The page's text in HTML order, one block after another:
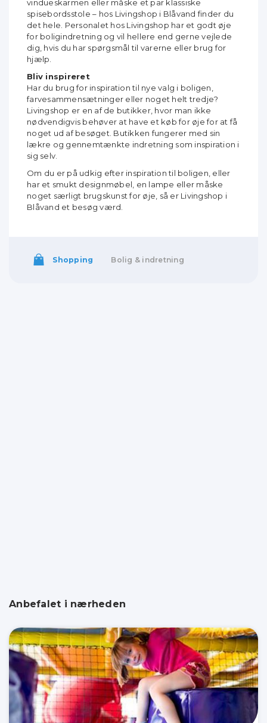
vindueskarmen eller måske et par klassiske
spisebordsstole – hos Livingshop i Blåvand finder du
det hele. Personalet hos Livingshop har et godt øje
for boligindretning og vil hellere end gerne vejlede
dig, hvis du har spørgsmål til varerne eller brug for
hjælp.
Bliv inspireret
Har du brug for inspiration til nye valg i boligen,
farvesammensætninger eller noget helt tredje?
Livingshop er en af de butikker, hvor man ikke
nødvendigvis behøver at have et køb for øje for at få
noget ud af besøget. Butikken fungerer med sin
lækre og gennemtænkte indretning som inspiration i
sig selv.
Om du er på udkig efter inspiration til boligen, eller
har et smukt designmøbel, en lampe eller måske
noget særligt brugskunst for øje, så er Livingshop i
Blåvand et besøg værd.
Shopping Bolig & indretning
Anbefalet i nærheden